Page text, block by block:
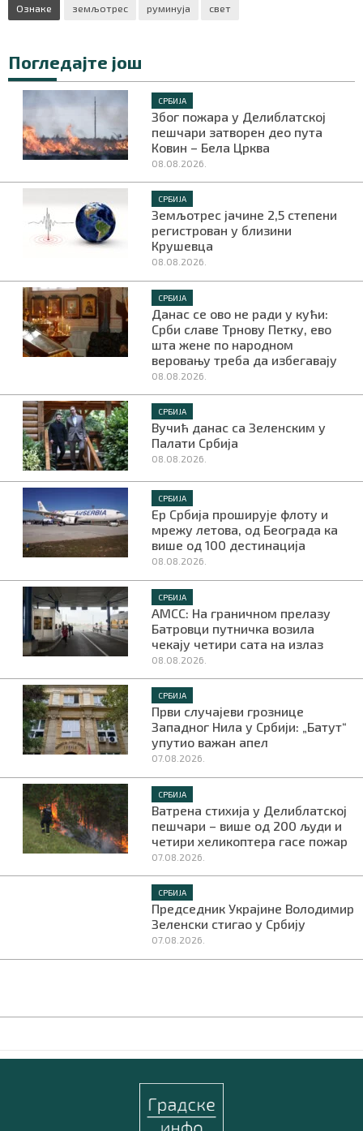
Ознаке земљотрес руминуја свет
Погледајте још
СРБИЈА
Због пожара у Делиблатској
пешчари затворен део пута
Ковин – Бела Црква
08.08.2026.
СРБИЈА
Земљотрес јачине 2,5 степени
регистрован у близини
Крушевца
08.08.2026.
СРБИЈА
Данас се ово не ради у кући:
Срби славе Трнову Петку, ево
шта жене по народном
веровању треба да избегавају
08.08.2026.
СРБИЈА
Вучић данас са Зеленским у
Палати Србија
08.08.2026.
СРБИЈА
Ер Србија проширује флоту и
мрежу летова, од Београда ка
више од 100 дестинација
08.08.2026.
СРБИЈА
АМСС: На граничном прелазу
Батровци путничка возила
чекају четири сата на излаз
08.08.2026.
СРБИЈА
Први случајеви грознице
Западног Нила у Србији: „Батут“
упутио важан апел
07.08.2026.
СРБИЈА
Ватрена стихија у Делиблатској
пешчари – више од 200 људи и
четири хеликоптера гасе пожар
07.08.2026.
СРБИЈА
Председник Украјине Володимир
Зеленски стигао у Србију
07.08.2026.
Маркетинг Услови коришћења | Политика
ПРЕУЗМИТЕ НАШУ АПЛИКАЦИЈУ